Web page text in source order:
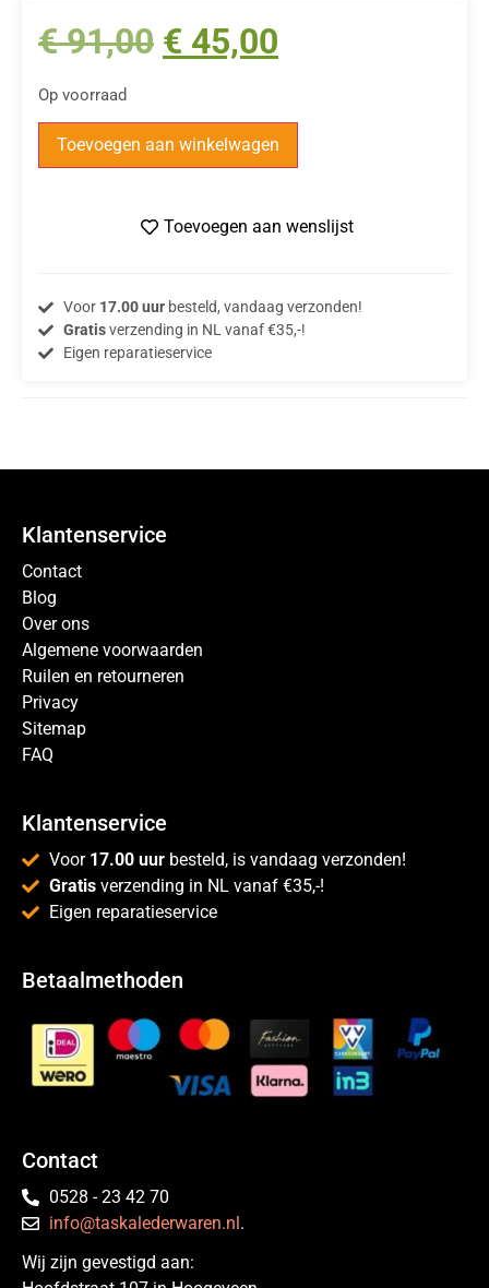
€91,00 € 45,00
Op voorraad
Toevoegen aan winkelwagen
Toevoegen aan wenslijst
Voor 17.00 uurbesteld, vandaag verzonden!
Gratisverzending in NL vanaf €35,-!
Eigen reparatieservice
Klantenservice
Contact
Blog
Over ons
Algemene voorwaarden
Ruilen en retourneren
Privacy
Sitemap
FAQ
Klantenservice
Voor 17.00 uur besteld, is vandaag verzonden!
Gratis verzending in NL vanaf €35,-!
Eigen reparatieservice
Betaalmethoden
Contact
0528 - 23 42 70
info@taskalederwaren.nl .
Wij zijn gevestigd aan: